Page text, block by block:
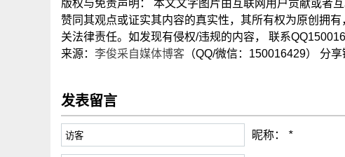
版权与免责声明： 本文文字图片由互联网用户贡献或者
赞同其观点或证实其内容的真实性，其所有权为原创拥
关法律责任。如发现有侵权/违规的内容， 联系
来源： 李俊采自媒体博客 （QQ/微信：150016429） 分享
发表留言
昵称： *